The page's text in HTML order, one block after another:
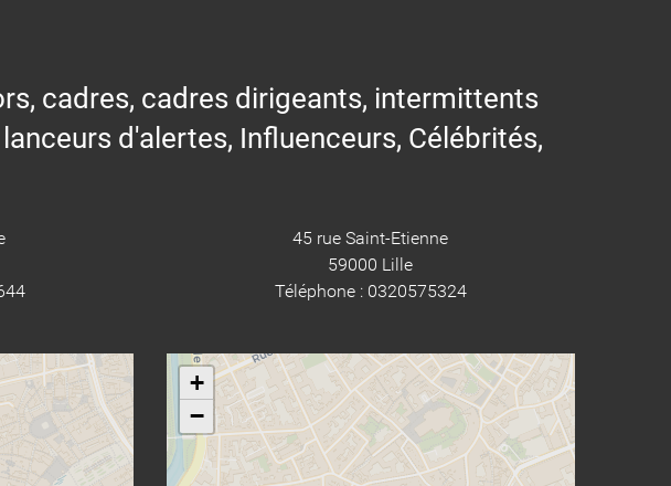
cadres, cadres dirigeants, intermittents
d'alertes, Influenceurs, Célébrités,
45 rue Saint-Etienne
59000 Lille
Téléphone : 0320575324
+
−